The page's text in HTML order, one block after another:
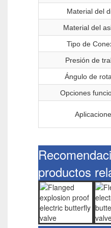
Material del
Material del
Tipo de
Presión de
Ángulo de
Opciones
productos